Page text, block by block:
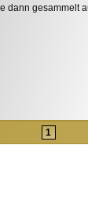
dann gesammelt
1